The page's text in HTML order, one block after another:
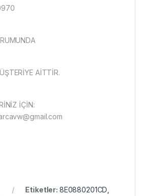
AİTTİR.
İÇİN:
Etiketler: 8E0880201CD